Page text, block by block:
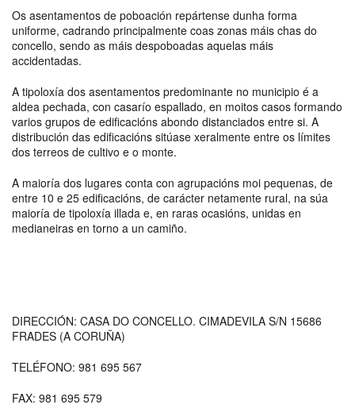
Os asentamentos de poboación repártense dunha forma
uniforme, cadrando principalmente coas zonas máis chas do
concello, sendo as máis despoboadas aquelas máis
accidentadas.
A tipoloxía dos asentamentos predominante no municipio é a
aldea pechada, con casarío espallado, en moitos casos formando
varios grupos de edificacións abondo distanciados entre si. A
distribución das edificacións sitúase xeralmente entre os límites
dos terreos de cultivo e o monte.
A maioría dos lugares conta con agrupacións moi pequenas, de
entre 10 e 25 edificacións, de carácter netamente rural, na súa
maioría de tipoloxía illada e, en raras ocasións, unidas en
medianeiras en torno a un camiño.
DIRECCIÓN: CASA DO CONCELLO. CIMADEVILA S/N 15686
FRADES (A CORUÑA)
TELÉFONO: 981 695 567
FAX: 981 695 579